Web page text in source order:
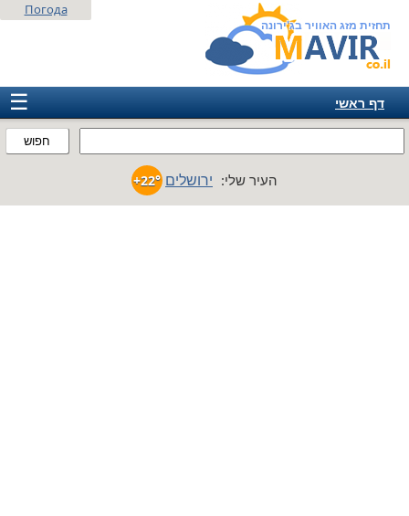
תחזית מזג האוויר בג'ירונה
חפוש
Погода
☰
דף ראשי
אמריקה
העיר שלי: ירושלים +22°